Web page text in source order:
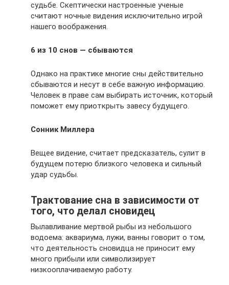
судьбе. Скептически настроенные ученые
считают ночные видения исключительно игрой
нашего воображения.
6 из 10 снов — сбываются
Однако на практике многие сны действительно
сбываются и несут в себе важную информацию.
Человек в праве сам выбирать источник, который
поможет ему приоткрыть завесу будущего.
Сонник Миллера
Вещее видение, считает предсказатель, сулит в
будущем потерю близкого человека и сильный
удар судьбы.
Трактование сна в зависимости от
того, что делал сновидец
Вылавливание мертвой рыбы из небольшого
водоема: аквариума, лужи, ванны говорит о том,
что деятельность сновидца не приносит ему
много прибыли или символизирует
низкооплачиваемую работу.